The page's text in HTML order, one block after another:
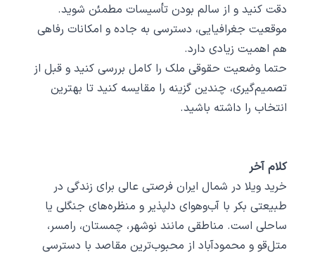
دقت کنید و از سالم بودن تأسیسات مطمئن شوید.
موقعیت جغرافیایی، دسترسی به جاده و امکانات رفاهی
هم اهمیت زیادی دارد.
حتما وضعیت حقوقی ملک را کامل بررسی کنید و قبل از
تصمیم‌گیری، چندین گزینه را مقایسه کنید تا بهترین
انتخاب را داشته باشید.
کلام آخر
خرید ویلا در شمال ایران فرصتی عالی برای زندگی در
طبیعتی بکر با آب‌وهوای دلپذیر و منظره‌های جنگلی یا
ساحلی است. مناطقی مانند نوشهر، چمستان، رامسر،
متل‌قو و محمودآباد از محبوب‌ترین مقاصد با دسترسی